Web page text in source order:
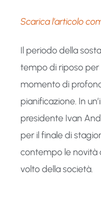
Scarica l’articolo
Il periodo della
tempo di riposo per
momento di
pianificazione. In
presidente Ivan
per il finale di
contempo le novità
volto della società.